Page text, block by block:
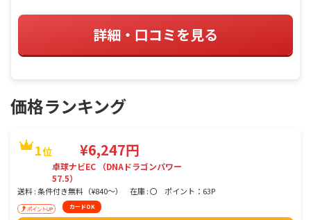
詳細・口コミを見る
価格ランキング
1位 ¥6,247円
卓球ナビEC （DNAドラゴンパワー
57.5）
送料 : 条件付き無料（¥840〜） 在庫 : 〇 ポイント：63P
カードOK